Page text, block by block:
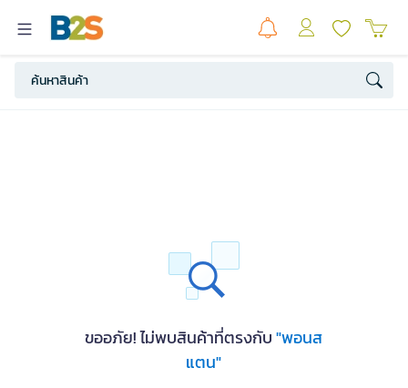
ขออภัย! ไม่พบสินค้าที่ตรงกับ"พอนส
แตน"